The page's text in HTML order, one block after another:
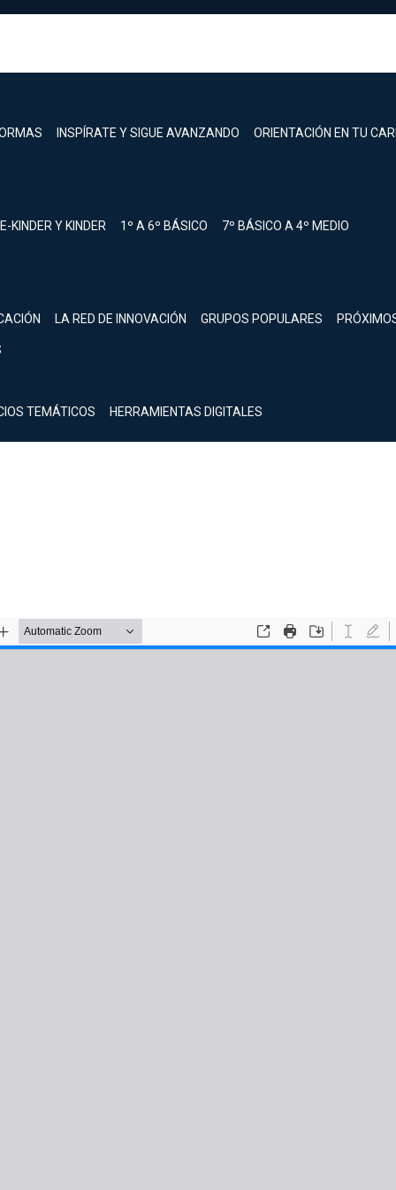
INSPÍRATE Y SIGUE AVANZANDO ORIENTACIÓN EN TU
KINDER Y KINDER 1º A 6º BÁSICO 7º BÁSICO A 4º MEDIO
LA RED DE INNOVACIÓN GRUPOS POPULARES
TEMÁTICOS HERRAMIENTAS DIGITALES
Inicia sesión.